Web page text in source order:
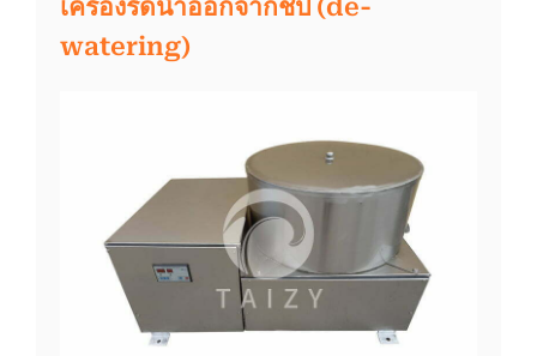
เครื่องรีดน้ำออกจากชิป (de-
watering)